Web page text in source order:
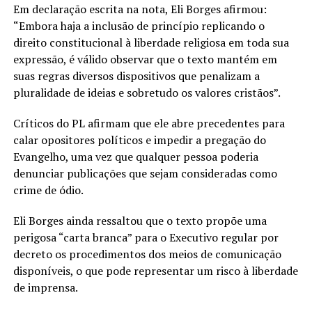
Em declaração escrita na nota, Eli Borges afirmou:
“Embora haja a inclusão de princípio replicando o
direito constitucional à liberdade religiosa em toda sua
expressão, é válido observar que o texto mantém em
suas regras diversos dispositivos que penalizam a
pluralidade de ideias e sobretudo os valores cristãos”.
Críticos do PL afirmam que ele abre precedentes para
calar opositores políticos e impedir a pregação do
Evangelho, uma vez que qualquer pessoa poderia
denunciar publicações que sejam consideradas como
crime de ódio.
Eli Borges ainda ressaltou que o texto propõe uma
perigosa “carta branca” para o Executivo regular por
decreto os procedimentos dos meios de comunicação
disponíveis, o que pode representar um risco à liberdade
de imprensa.